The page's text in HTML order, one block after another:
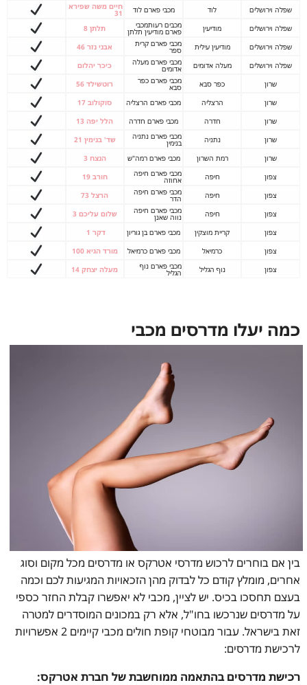
שפלה וירושלים
לוד מכבי פארם לוד חיים משה שפירא
31
שפלה וירושלים
מודיעין מכבים רעותמכבי
פארם מודיעין תלתן
תלתן 8
שפלה וירושלים
מודיעין עילית מכבי פארם קרית
ספר
אבני נזר 46
שפלה וירושלים
מעלה אדומים מכבי פארם מעלה
אדומים
כיכר יהלום
שרון
כפר סבא מכבי פארם כפר
סבא
רוטשילד 56
שרון
הרצליה מכבי פארם הרצליה
סוקולוב 17
שרון
חדרה מכבי פארם חדרה
הלל יפה 13
שרון
נתניה מכבי פארם נתניה
בנימין
שד' בנימין 21
שרון
רמת השרון מכבי פארם רמה"ש
הנצח 3
צפון
חיפה מכבי פארם חיפה
אחוזה
חורב 19
צפון
חיפה מכבי פארם חיפה
הדר
הרצל 73
צפון
חיפה מכבי פארם חיפה
נווה שאנן
שלום עליכם 3
צפון
קריית מוצקין מכבי פארם בן גוריון
דקר 1
צפון
כרמיאל מכבי פארם כרמיאל
מורד הגיא 100
צפון
נוף הגליל מכבי פארם נוף
הגליל מעלה יצחק 14
כמה יעלו מדרסים מכבי
בין אם בוחרים לרכוש מדרסי אטרקס או מדרסים מכל מקום וסוג
אחרים, מומלץ קודם כל לבדוק מהן הזכאויות המגיעות לכם וכמה
בעצם תחסכו בכיס. יש לציין, מכבי לא יאפשרו קבלת החזר כספי
על מדרסים שנרכשו בחו"ל, אלא רק במכונים המוסדרים למטרה
זאת בישראל. עבור מבוטחי קופת חולים מכבי קיימים 2 אפשרויות
לרכישת מדרסים:
רכישת מדרסים בהתאמה ממוחשבת של חברת אטרקס: